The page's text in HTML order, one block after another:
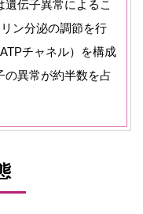
伝子異常によるこ
ン分泌の調節を行
チャネル）を構成
の異常が約半数を占